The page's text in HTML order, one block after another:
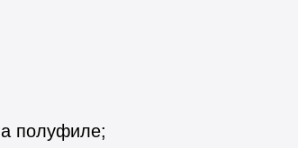
полуфиле;